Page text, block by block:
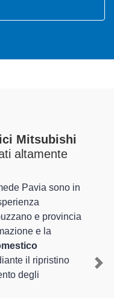
Mitsubishi
altamente
Pavia sono in
e provincia
e la
il ripristino
degli